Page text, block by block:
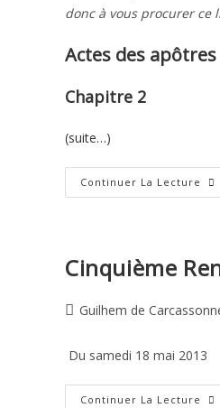
donc à vous procurer ce
Actes des apôtres
Chapitre 2
(suite…)
Continuer La Lecture
Cinquième
Auteur/autrice
la
publication :
Guilhem de
Du samedi 18 mai 2013
Continuer La Lecture